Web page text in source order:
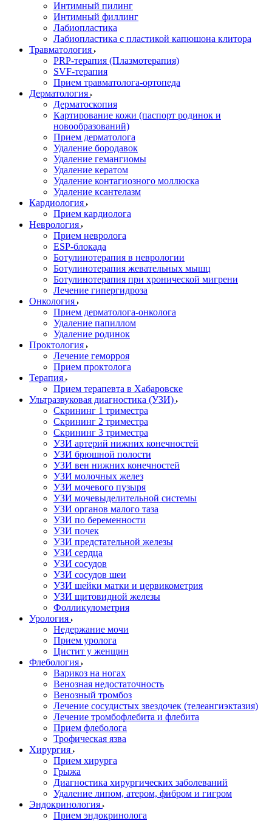
Интимный пилинг
Интимный филлинг
Лабиопластика
Лабиопластика с пластикой капюшона клитора
Травматология
PRP-терапия (Плазмотерапия)
SVF-терапия
Прием травматолога-ортопеда
Дерматология
Дерматоскопия
Картирование кожи (паспорт родинок и
новообразований)
Прием дерматолога
Удаление бородавок
Удаление гемангиомы
Удаление кератом
Удаление контагиозного моллюска
Удаление ксантелазм
Кардиология
Прием кардиолога
Неврология
Прием невролога
ESP-блокада
Ботулинотерапия в неврологии
Ботулинотерапия жевательных мышц
Ботулинотерапия при хронической мигрени
Лечение гипергидроза
Онкология
Прием дерматолога-онколога
Удаление папиллом
Удаление родинок
Проктология
Лечение геморроя
Прием проктолога
Терапия
Прием терапевта в Хабаровске
Ультразвуковая диагностика (УЗИ)
Скрининг 1 триместра
Скрининг 2 триместра
Скрининг 3 триместра
УЗИ артерий нижних конечностей
УЗИ брюшной полости
УЗИ вен нижних конечностей
УЗИ молочных желез
УЗИ мочевого пузыря
УЗИ мочевыделительной системы
УЗИ органов малого таза
УЗИ по беременности
УЗИ почек
УЗИ предстательной железы
УЗИ сердца
УЗИ сосудов
УЗИ сосудов шеи
УЗИ шейки матки и цервикометрия
УЗИ щитовидной железы
Фолликулометрия
Урология
Недержание мочи
Прием уролога
Цистит у женщин
Флебология
Варикоз на ногах
Венозная недостаточность
Венозный тромбоз
Лечение сосудистых звездочек (телеангиэктазия)
Лечение тромбофлебита и флебита
Прием флеболога
Трофическая язва
Хирургия
Прием хирурга
Грыжа
Диагностика хирургических заболеваний
Удаление липом, атером, фибром и гигром
Эндокринология
Прием эндокринолога